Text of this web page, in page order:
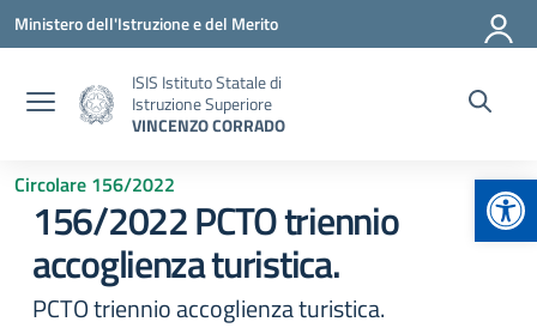
Vai ai contenuti
Vai al menu di navigazione
Vai al footer
Ministero dell'Istruzione e del Merito
ISIS Istituto Statale di
Istruzione Superiore
VINCENZO CORRADO
Circolare 156/2022
156/2022 PCTO triennio
accoglienza turistica.
PCTO triennio accoglienza turistica.